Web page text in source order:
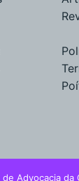
Advocacia da